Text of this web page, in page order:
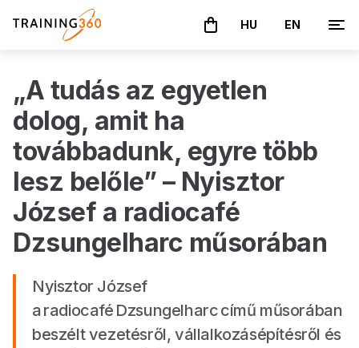
A kosár üres
HU EN
„A tudás az egyetlen
dolog, amit ha
továbbadunk, egyre több
lesz belőle” – Nyisztor
József a radiocafé
Dzsungelharc műsorában
Nyisztor József
a radiocafé Dzsungelharc című műsorában
beszélt vezetésről, vállalkozásépítésről és